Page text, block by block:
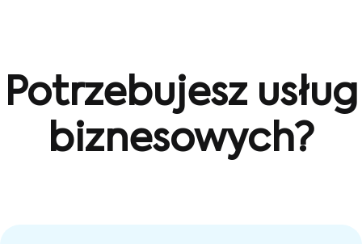
Potrzebujesz usług
biznesowych?